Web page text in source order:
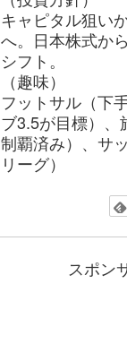
キャピタル狙い
へ。日本株式か
シフト。
（趣味）
フットサル（下
ブ3.5が目標）、
制覇済み）、サ
リーグ）
スポン